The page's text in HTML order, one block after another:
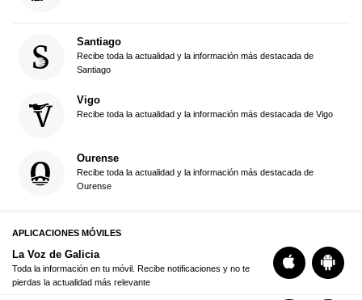
Santiago
Recibe toda la actualidad y la información más destacada de
Santiago
Vigo
Recibe toda la actualidad y la información más destacada de Vigo
Ourense
Recibe toda la actualidad y la información más destacada de
Ourense
APLICACIONES MÓVILES
La Voz de Galicia
Toda la información en tu móvil. Recibe notificaciones y no te
pierdas la actualidad más relevante